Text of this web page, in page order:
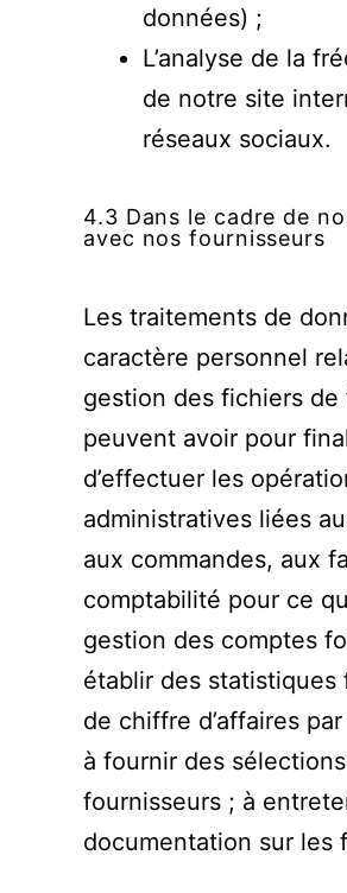
données) ;
L’analyse de la
de notre site
réseaux sociaux.
4.3 Dans le cadre de
avec nos fournisseurs
Les traitements de
caractère personnel
gestion des fichiers de
peuvent avoir pour
d’effectuer les
administratives liées
aux commandes, aux
comptabilité pour ce
gestion des comptes
établir des statistiques
de chiffre d’affaires
à fournir des
fournisseurs ; à
documentation sur les